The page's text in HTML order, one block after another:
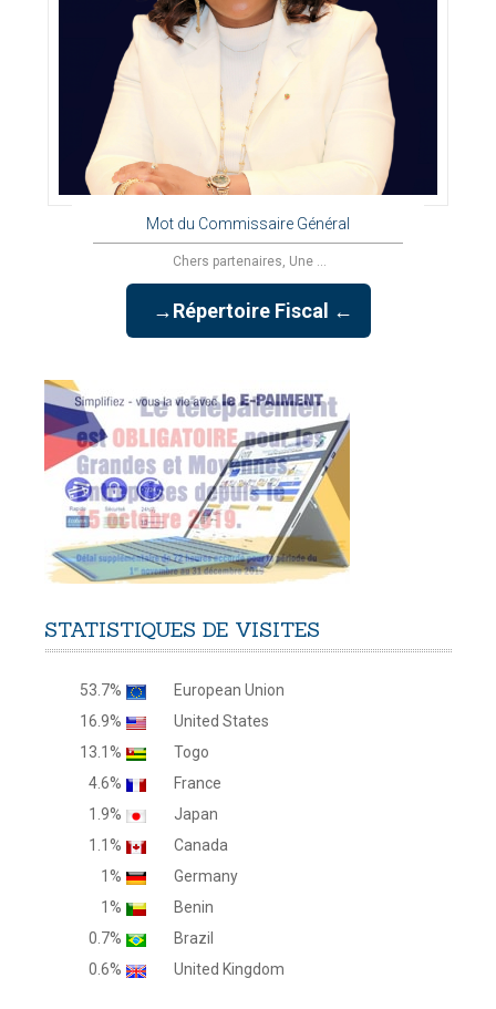
Mot du Commissaire Général
Chers partenaires, Une ...
→Répertoire Fiscal ←
STATISTIQUES DE VISITES
53.7%
European Union
16.9%
United States
13.1%
Togo
4.6%
France
1.9%
Japan
1.1%
Canada
1%
Germany
1%
Benin
0.7%
Brazil
0.6%
United Kingdom